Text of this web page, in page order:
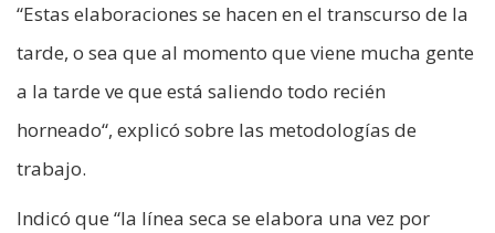
“Estas elaboraciones se hacen en el transcurso de la
tarde, o sea que al momento que viene mucha gente
a la tarde ve que está saliendo todo recién
horneado“, explicó sobre las metodologías de
trabajo.
Indicó que “la línea seca se elabora una vez por